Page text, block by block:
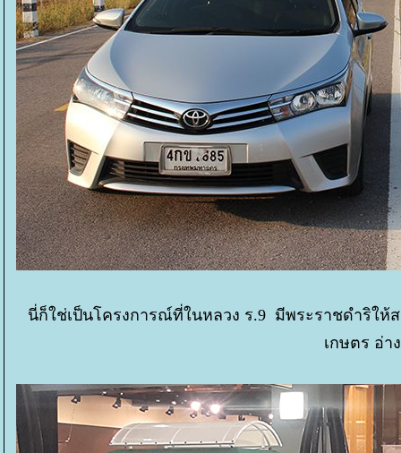
นี่ก็ใช่เป็นโครงการณ์ที่ในหลวง ร.9 มีพระราชดำริให้
เกษตร อ่า